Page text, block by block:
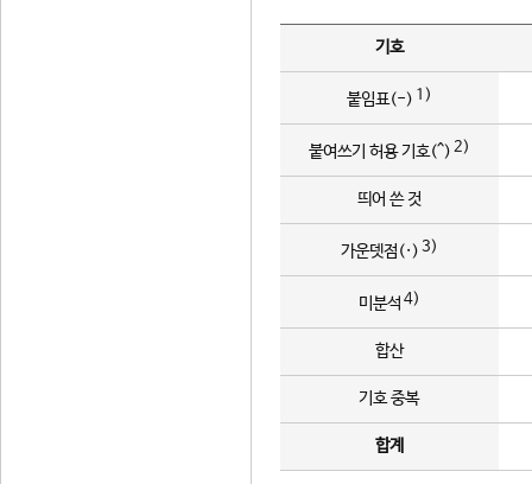
기호
붙임표(-) 1)
붙여쓰기 허용 기호(^) 2)
띄어 쓴 것
가운뎃점(·) 3)
미분석 4)
합산
기호 중복
합계